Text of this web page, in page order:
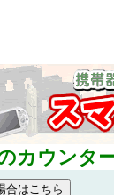
カウンタ